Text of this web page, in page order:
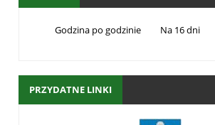
Godzina po godzinie Na 16 dni
PRZYDATNE LINKI